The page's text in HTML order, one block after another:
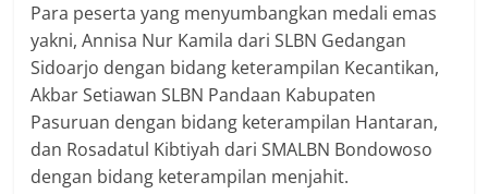
Para peserta yang menyumbangkan medali emas
yakni, Annisa Nur Kamila dari SLBN Gedangan
Sidoarjo dengan bidang keterampilan Kecantikan,
Akbar Setiawan SLBN Pandaan Kabupaten
Pasuruan dengan bidang keterampilan Hantaran,
dan Rosadatul Kibtiyah dari SMALBN Bondowoso
dengan bidang keterampilan menjahit.